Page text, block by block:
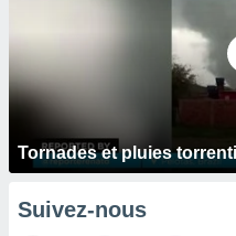
Tornades et pluies
Suivez-nous